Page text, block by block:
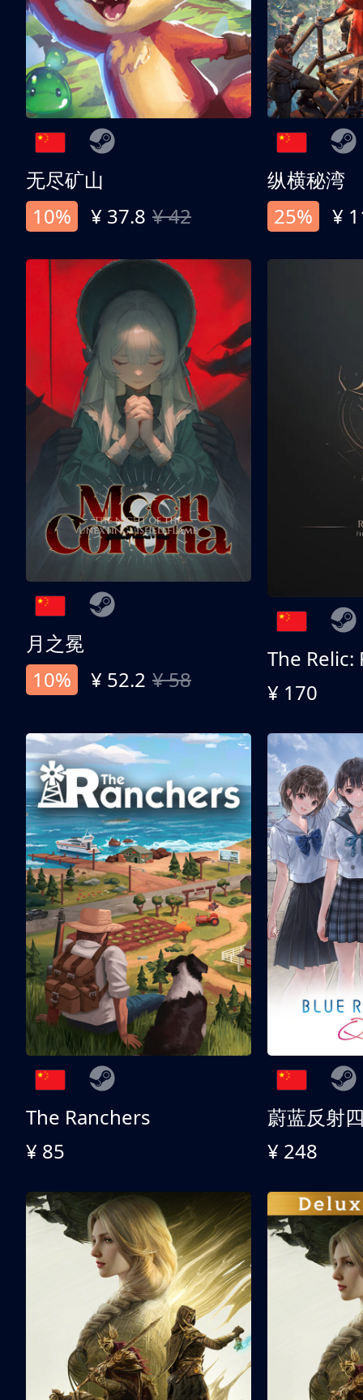
无尽矿山
10%
¥ 37.8 ¥ 42
纵横秘湾
25%
¥
月之冕
10%
¥ 52.2 ¥ 58
The
¥ 170
The Ranchers
¥ 85
¥ 248